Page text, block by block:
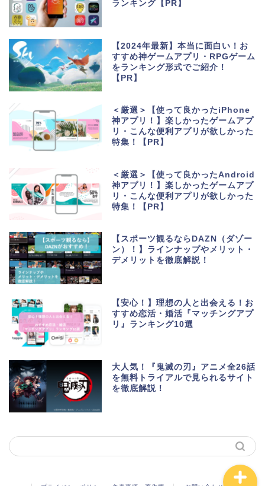
ランキング【PR】
【2024年最新】本当に面白い！お
すすめ神ゲームアプリ・RPGゲーム
をランキング形式でご紹介！
【PR】
＜厳選＞【使って良かったiPhone
神アプリ！】楽しかったゲームアプ
リ・こんな便利アプリが欲しかった
特集！【PR】
＜厳選＞【使って良かったAndroid
神アプリ！】楽しかったゲームアプ
リ・こんな便利アプリが欲しかった
特集！【PR】
【スポーツ観るならDAZN（ダゾー
ン）！】ラインナップやメリット・
デメリットを徹底解説！
【安心！】理想の人と出会える！お
すすめ恋活・婚活『マッチングアプ
リ』ランキング10選
大人気！『鬼滅の刃』アニメ全26話
を無料トライアルで見られるサイト
を徹底解説！
生活便利アプリ・ゲーム
アプリ
ポイントサイト・お小遣
美容・健康・マッチング
動画・マンガ配信サービ